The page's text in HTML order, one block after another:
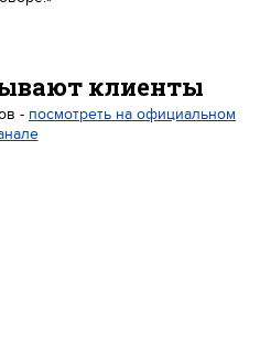
клиенты
- посмотреть на официальном